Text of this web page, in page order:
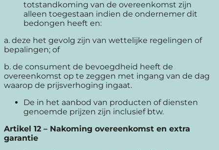
totstandkoming van de overeenkomst zijn
alleen toegestaan indien de ondernemer dit
bedongen heeft en:
a. deze het gevolg zijn van wettelijke regelingen of
bepalingen; of
b. de consument de bevoegdheid heeft de
overeenkomst op te zeggen met ingang van de dag
waarop de prijsverhoging ingaat.
De in het aanbod van producten of diensten
genoemde prijzen zijn inclusief btw.
Artikel 12 – Nakoming overeenkomst en extra
garantie